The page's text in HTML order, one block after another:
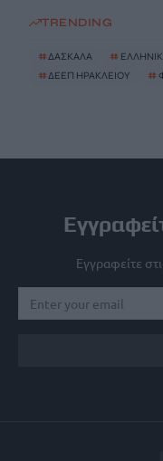
TRENDING
#ΔΑΣΚΑΛΑ #
#ΔΕΕΠ ΗΡΑΚΛΕΙΟΥ #
Εγγραφείτε